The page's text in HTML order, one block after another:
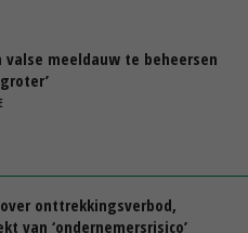
valse meeldauw te beheersen
onttrekkingsverbod,
van ‘ondernemersrisico’